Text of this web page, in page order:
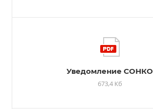
Уведомление СОНКО
673,4 Кб